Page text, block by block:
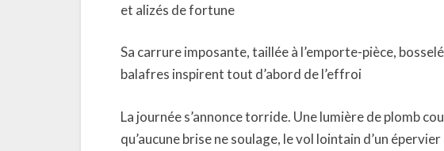
et alizés de fortune
Sa carrure imposante, taillée à l’emporte-pièce,
balafres inspirent tout d’abord de l’effroi
La journée s’annonce torride. Une lumière de plomb
qu’aucune brise ne soulage, le vol lointain d’un